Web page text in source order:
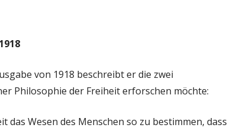
von 1918 beschreibt er die zwei
Philosophie der Freiheit erforschen möchte:
das Wesen des Menschen so zu bestimmen, dass